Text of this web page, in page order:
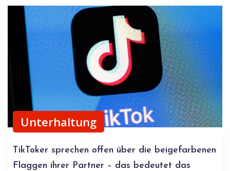
Unterhaltung
TikToker sprechen offen über die beigefarbenen
Flaggen ihrer Partner – das bedeutet das